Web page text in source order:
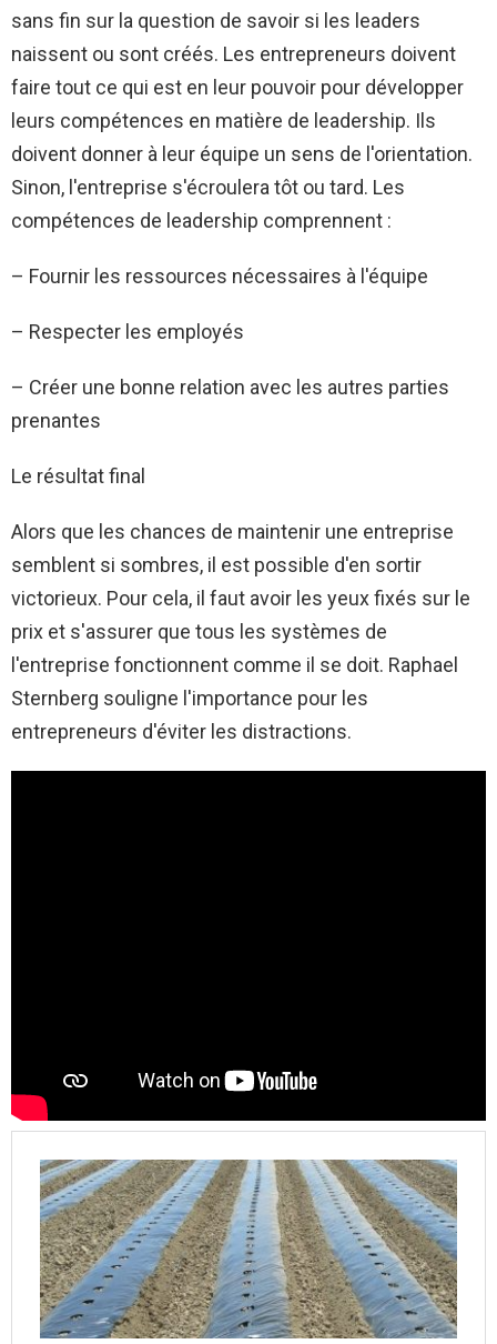
sans fin sur la question de savoir si les leaders
naissent ou sont créés. Les entrepreneurs doivent
faire tout ce qui est en leur pouvoir pour développer
leurs compétences en matière de leadership. Ils
doivent donner à leur équipe un sens de l'orientation.
Sinon, l'entreprise s'écroulera tôt ou tard. Les
compétences de leadership comprennent :
– Fournir les ressources nécessaires à l'équipe
– Respecter les employés
– Créer une bonne relation avec les autres parties
prenantes
Le résultat final
Alors que les chances de maintenir une entreprise
semblent si sombres, il est possible d'en sortir
victorieux. Pour cela, il faut avoir les yeux fixés sur le
prix et s'assurer que tous les systèmes de
l'entreprise fonctionnent comme il se doit. Raphael
Sternberg souligne l'importance pour les
entrepreneurs d'éviter les distractions.